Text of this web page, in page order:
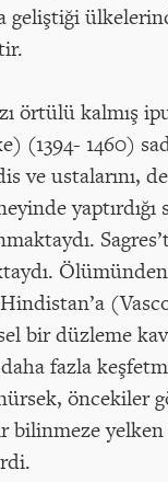
örtülü kalmış
(1394- 1460)
ustalarını,
yaptırdığı
bir düzleme
fazla
öncekiler
yelken